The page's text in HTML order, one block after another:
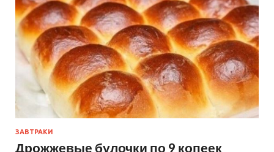
ЗАВТРАКИ
Дрожжевые булочки по 9 копеек